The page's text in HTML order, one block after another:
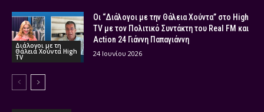
Διάλογοι με τη
Θάλεια Χούντα High
TV
Οι “Διάλογοι με την Θάλεια Χούντα” στο High
TV με τον Πολιτικό Συντάκτη του Real FM και
Action 24 Γιάννη Παπαγιάννη
24 Ιουνίου 2026